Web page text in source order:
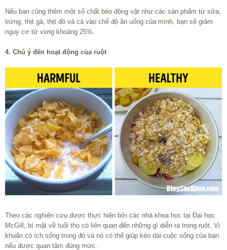
Nếu bạn cũng thêm một số chất béo động vật như các sản phẩm từ sữa,
trứng, thịt gà, thịt đỏ và cá vào chế độ ăn uống của mình, bạn sẽ giảm
nguy cơ tử vong khoảng 25%.
4. Chú ý đến hoạt động của ruột
Theo các nghiên cứu được thực hiện bởi các nhà khoa học tại Đại học
McGill, bí mật về tuổi thọ có liên quan đến những gì diễn ra trong ruột. Vi
khuẩn có ích sống trong đó và nó có thể giúp kéo dài cuộc sống của bạn
nếu được quan tâm đúng mức.